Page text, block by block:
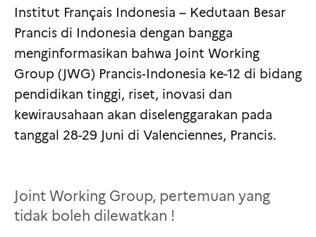
Institut Français Indonesia – Kedutaan Besar
Prancis di Indonesia dengan bangga
menginformasikan bahwa Joint Working
Group (JWG) Prancis-Indonesia ke-12 di bidang
pendidikan tinggi, riset, inovasi dan
kewirausahaan akan diselenggarakan pada
tanggal 28-29 Juni di Valenciennes, Prancis.
Joint Working Group, pertemuan yang
tidak boleh dilewatkan !